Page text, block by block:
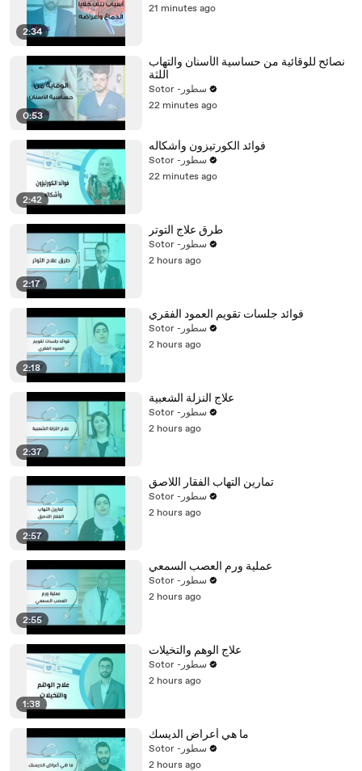
2:34
21 minutes ago
0:53
نصائح للوقائية من حساسية الأسنان والتهاب
اللثة
Sotor -سطور
22 minutes ago
2:42
فوائد الكورتيزون وأشكاله
Sotor -سطور
22 minutes ago
2:17
طرق علاج التوتر
Sotor -سطور
2 hours ago
2:18
فوائد جلسات تقويم العمود الفقري
Sotor -سطور
2 hours ago
2:37
علاج النزلة الشعبية
Sotor -سطور
2 hours ago
2:57
تمارين التهاب الفقار اللاصق
Sotor -سطور
2 hours ago
2:55
عملية ورم العصب السمعي
Sotor -سطور
2 hours ago
1:38
علاج الوهم والتخيلات
Sotor -سطور
2 hours ago
ما هي أعراض الديسك
Sotor -سطور
2 hours ago